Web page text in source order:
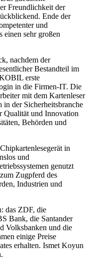
Freundlichkeit der
Ende der
und
einen sehr großen
nachdem der
Bestandteil im
erste
in die Firmen-IT. Die
mit dem Kartenleser
der Sicherheitsbranche
Qualität und Innovation
Behörden und
in
und
genutzt
Zugpferd des
Industrien und
das ZDF, die
Bank, die Santander
Volksbanken und die
einige Preise
erhalten. Ismet Koyun